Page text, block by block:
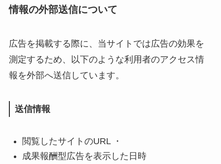
情報の外部送信について
広告を掲載する際に、当サイトでは広告の効果を
測定するため、以下のような利用者のアクセス情
報を外部へ送信しています。
送信情報
閲覧したサイトのURL ・
成果報酬型広告を表示した日時